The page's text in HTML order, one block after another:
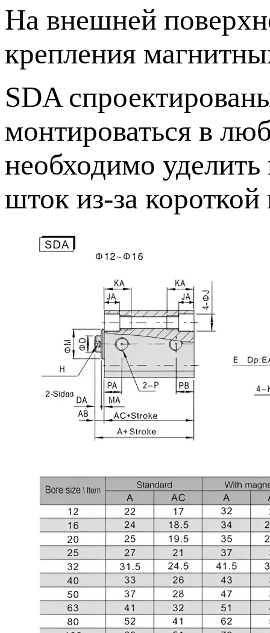
На внешней
крепления
SDA
монтироваться в
необходимо
шток из-за